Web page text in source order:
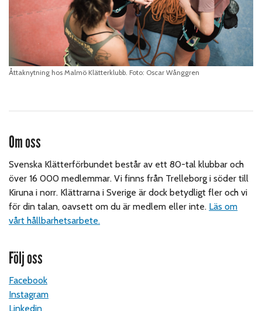
Åttaknytning hos Malmö Klätterklubb. Foto: Oscar Wånggren
Om oss
Svenska Klätterförbundet består av ett 80-tal klubbar och
över 16 000 medlemmar. Vi finns från Trelleborg i söder till
Kiruna i norr. Klättrarna i Sverige är dock betydligt fler och vi
för din talan, oavsett om du är medlem eller inte. Läs om
vårt hållbarhetsarbete.
Följ oss
Facebook
Instagram
Linkedin